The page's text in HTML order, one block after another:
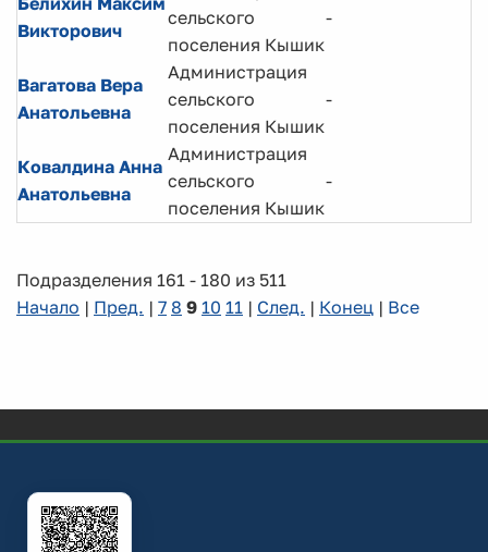
Викторович
сельского
поселения Кышик
-
Вагатова Вера
Анатольевна
Администрация
сельского
поселения Кышик
-
Ковалдина Анна
Анатольевна
Администрация
сельского
поселения Кышик
-
Подразделения 161 - 180 из 511
Начало | Пред. | 7 8 9 10 11 | След. | Конец | Все